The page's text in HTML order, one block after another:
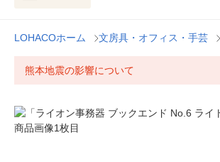
LOHACOホーム 文房具・オフィス・手芸
熊本地震の影響について